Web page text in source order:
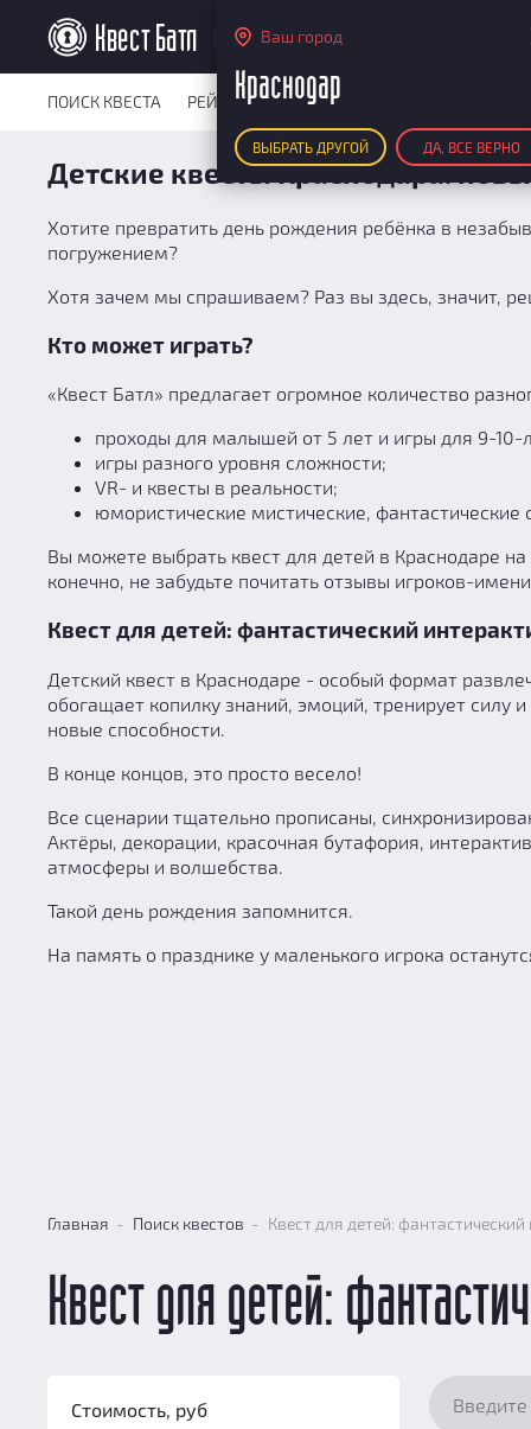
Краснодар
Ваш город
Краснодар
ВЫБРАТЬ ДРУГОЙ ДА, ВСЕ ВЕРНО
ПОИСК КВЕСТА РЕЙТИНГ КВЕСТОВ
Детские квесты Краснодара:
Хотите превратить день рождения ребёнка в
погружением?
Хотя зачем мы спрашиваем? Раз вы здесь, значит,
Кто может играть?
«Квест Батл» предлагает огромное количество
проходы для малышей от 5 лет и игры для 9-10-
игры разного уровня сложности;
VR- и квесты в реальности;
юмористические мистические,
Вы можете выбрать квест для детей в Краснодаре
конечно, не забудьте почитать отзывы игроков-
Квест для детей: фантастический
Детский квест в Краснодаре - особый формат
обогащает копилку знаний, эмоций, тренирует силу
новые способности.
В конце концов, это просто весело!
Все сценарии тщательно прописаны,
Актёры, декорации, красочная бутафория,
атмосферы и волшебства.
Такой день рождения запомнится.
На память о празднике у маленького игрока
Главная Поиск квестов Квест для детей:
Квест для детей:
Стоимость, руб